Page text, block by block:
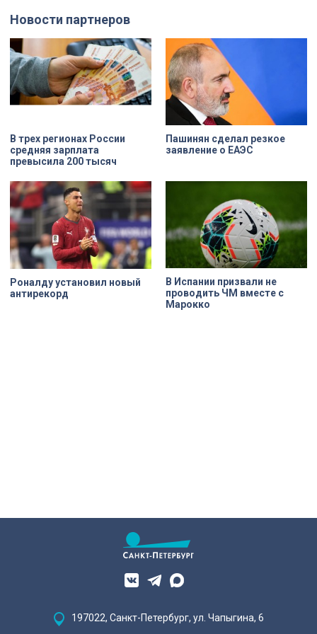
народным сюжетам.
Новости партнеров
В трех регионах России
средняя зарплата
превысила 200 тысяч
Пашинян сделал резкое
заявление о ЕАЭС
Роналду установил новый
антирекорд
В Испании призвали не
проводить ЧМ вместе с
Марокко
197022, Санкт-Петербург, ул. Чапыгина, 6